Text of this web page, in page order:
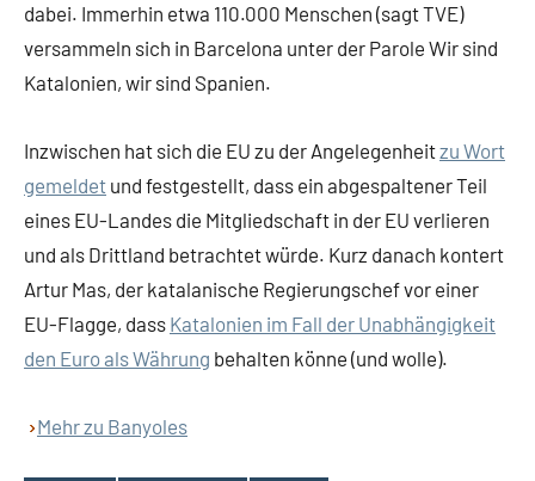
dabei. Immerhin etwa 110.000 Menschen (sagt TVE)
versammeln sich in Barcelona unter der Parole Wir sind
Katalonien, wir sind Spanien.
Inzwischen hat sich die EU zu der Angelegenheitzu Wort
gemeldet und festgestellt, dass ein abgespaltener Teil
eines EU-Landes die Mitgliedschaft in der EU verlieren
und als Drittland betrachtet würde. Kurz danach kontert
Artur Mas, der katalanische Regierungschef vor einer
EU-Flagge, dass Katalonien im Fall der Unabhängigkeit
den Euro als Währung behalten könne (und wolle).
Mehr zu Banyoles